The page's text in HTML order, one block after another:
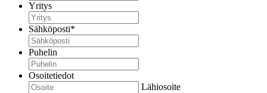
Yritys
Sähköposti*
Puhelin
Osoitetiedot
Lähiosoite